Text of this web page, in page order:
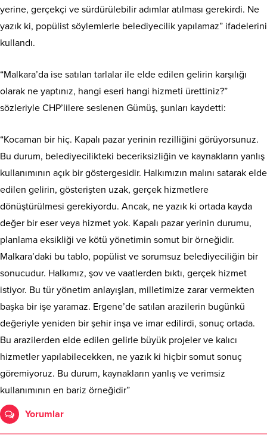
yerine, gerçekçi ve sürdürülebilir adımlar atılması gerekirdi. Ne
yazık ki, popülist söylemlerle belediyecilik yapılamaz” ifadelerini
kullandı.
“Malkara’da ise satılan tarlalar ile elde edilen gelirin karşılığı
olarak ne yaptınız, hangi eseri hangi hizmeti ürettiniz?”
sözleriyle CHP’lilere seslenen Gümüş, şunları kaydetti:
“Kocaman bir hiç. Kapalı pazar yerinin rezilliğini görüyorsunuz.
Bu durum, belediyecilikteki beceriksizliğin ve kaynakların yanlış
kullanımının açık bir göstergesidir. Halkımızın malını satarak elde
edilen gelirin, gösterişten uzak, gerçek hizmetlere
dönüştürülmesi gerekiyordu. Ancak, ne yazık ki ortada kayda
değer bir eser veya hizmet yok. Kapalı pazar yerinin durumu,
planlama eksikliği ve kötü yönetimin somut bir örneğidir.
Malkara’daki bu tablo, popülist ve sorumsuz belediyeciliğin bir
sonucudur. Halkımız, şov ve vaatlerden bıktı, gerçek hizmet
istiyor. Bu tür yönetim anlayışları, milletimize zarar vermekten
başka bir işe yaramaz. Ergene’de satılan arazilerin bugünkü
değeriyle yeniden bir şehir inşa ve imar edilirdi, sonuç ortada.
Bu arazilerden elde edilen gelirle büyük projeler ve kalıcı
hizmetler yapılabilecekken, ne yazık ki hiçbir somut sonuç
göremiyoruz. Bu durum, kaynakların yanlış ve verimsiz
kullanımının en bariz örneğidir”
Yorumlar